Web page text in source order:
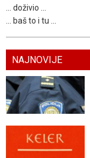
... doživio ...
... baš to i tu ...
NAJNOVIJE